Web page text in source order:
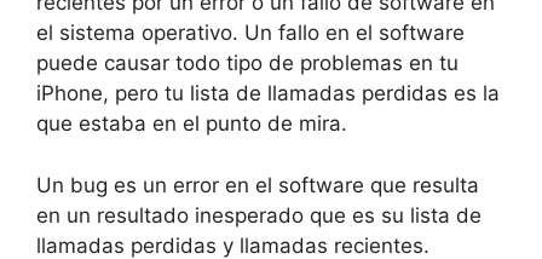
el sistema operativo. Un fallo en el software
puede causar todo tipo de problemas en tu
iPhone, pero tu lista de llamadas perdidas es la
que estaba en el punto de mira.
Un bug es un error en el software que resulta
en un resultado inesperado que es su lista de
llamadas perdidas y llamadas recientes.